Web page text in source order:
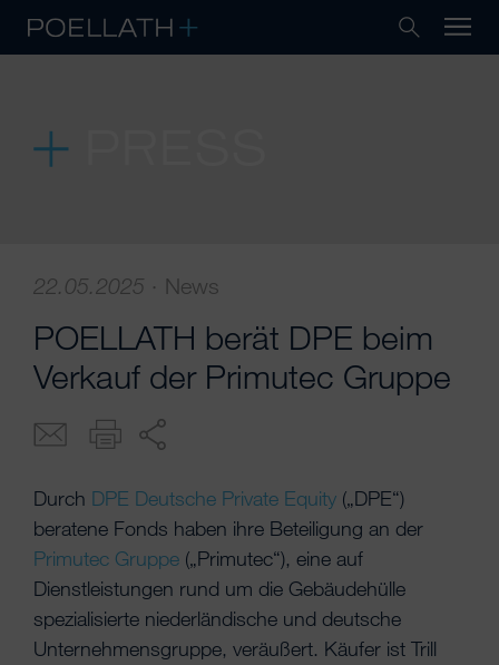
22.05.2025 · News
POELLATH berät DPE beim
Verkauf der Primutec Gruppe
Durch DPE Deutsche Private Equity („DPE“)
beratene Fonds haben ihre Beteiligung an der
Primutec Gruppe („Primutec“), eine auf
Dienstleistungen rund um die Gebäudehülle
spezialisierte niederländische und deutsche
Unternehmensgruppe, veräußert. Käufer ist Trill